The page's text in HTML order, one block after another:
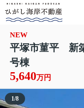
NEW
平塚市菫平 新
号棟
5,640万円
1/8